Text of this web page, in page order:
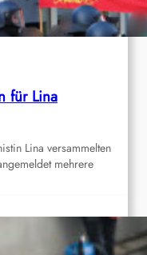
für Lina
Lina versammelten
mehrere